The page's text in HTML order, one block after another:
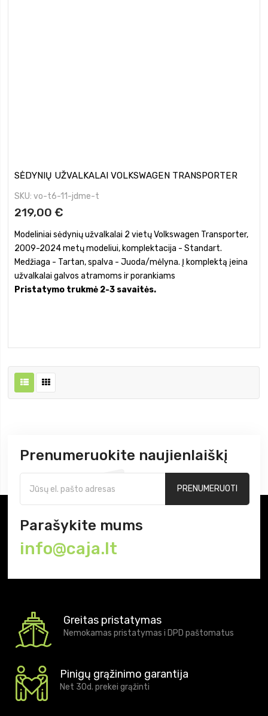
SĖDYNIŲ UŽVALKALAI VOLKSWAGEN TRANSPORTER
SKU vo-t6-11-jdme-t
219,00 €
Modeliniai sėdynių užvalkalai 2 vietų Volkswagen Transporter,
2009-2024 metų modeliui, komplektacija - Standart.
Medžiaga - Tartan, spalva - Juoda/mėlyna. Į komplektą įeina
užvalkalai galvos atramoms ir porankiams
Pristatymo trukmė 2-3 savaitės.
Prenumeruokite naujienlaiškį
PRENUMERUOTI
Parašykite mums
info@caja.lt
Greitas pristatymas
Nemokamas pristatymas i DPD paštomatus
Pinigų grąžinimo garantija
Net 30d. prekei grąžinti